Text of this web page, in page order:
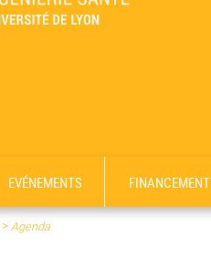
EVÉNEMENTS FINANCEMENT
>Agenda